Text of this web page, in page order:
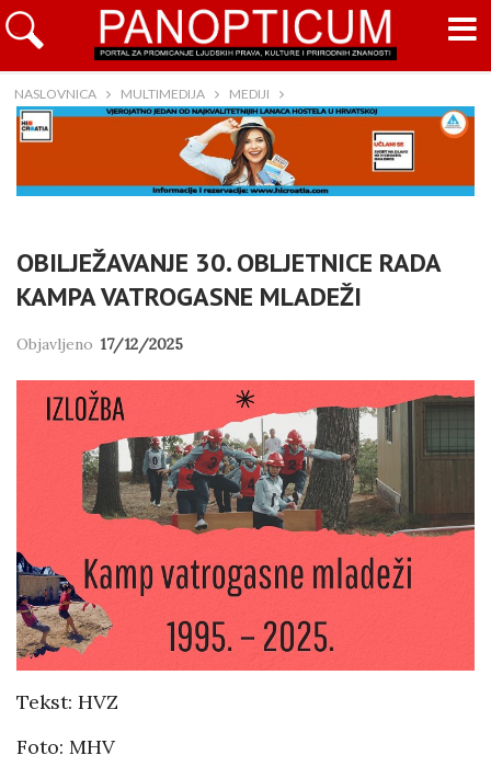
NASLOVNICA MULTIMEDIJA MEDIJI
OBILJEŽAVANJE 30. OBLJETNICE RADA
KAMPA VATROGASNE MLADEŽI
Objavljeno 17/12/2025
Tekst: HVZ
Foto: MHV